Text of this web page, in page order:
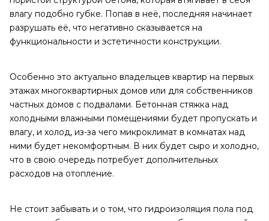
влагу подобно губке. Попав в неё, последняя начинает
разрушать её, что негативно сказывается на
функциональности и эстетичности конструкции.
Особенно это актуально владельцев квартир на первых
этажах многоквартирных домов или для собственников
частных домов с подвалами. Бетонная стяжка над
холодными влажными помещениями будет пропускать и
влагу, и холод, из-за чего микроклимат в комнатах над
ними будет некомфортным. В них будет сыро и холодно,
что в свою очередь потребует дополнительных
расходов на отопление.
Не стоит забывать и о том, что гидроизоляция пола под